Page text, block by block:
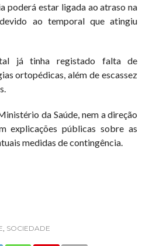
poderá estar ligada ao atraso na
ao temporal que atingiu
já tinha registado falta de
ortopédicas, além de escassez
da Saúde, nem a direção
explicações públicas sobre as
medidas de contingência.
SOCIEDADE